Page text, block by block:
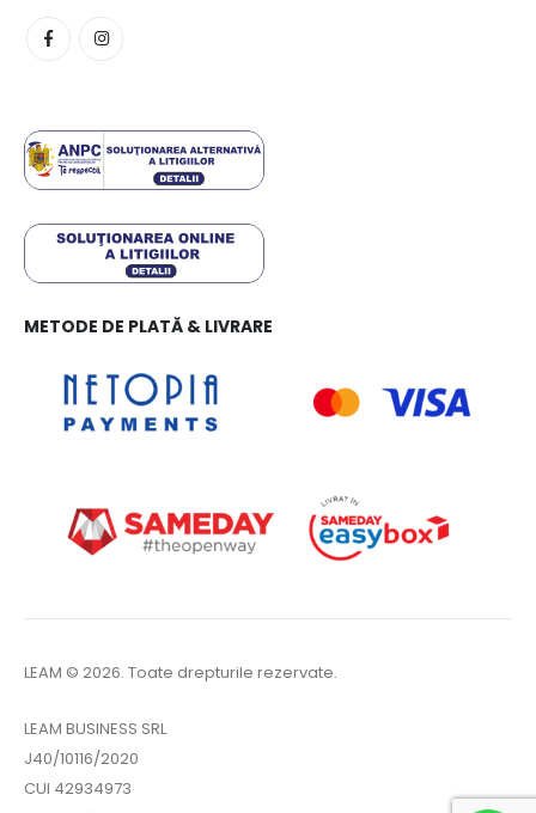
METODE DE PLATĂ & LIVRARE
LEAM © 2026. Toate drepturile rezervate.
LEAM BUSINESS SRL
J40/10116/2020
CUI 42934973